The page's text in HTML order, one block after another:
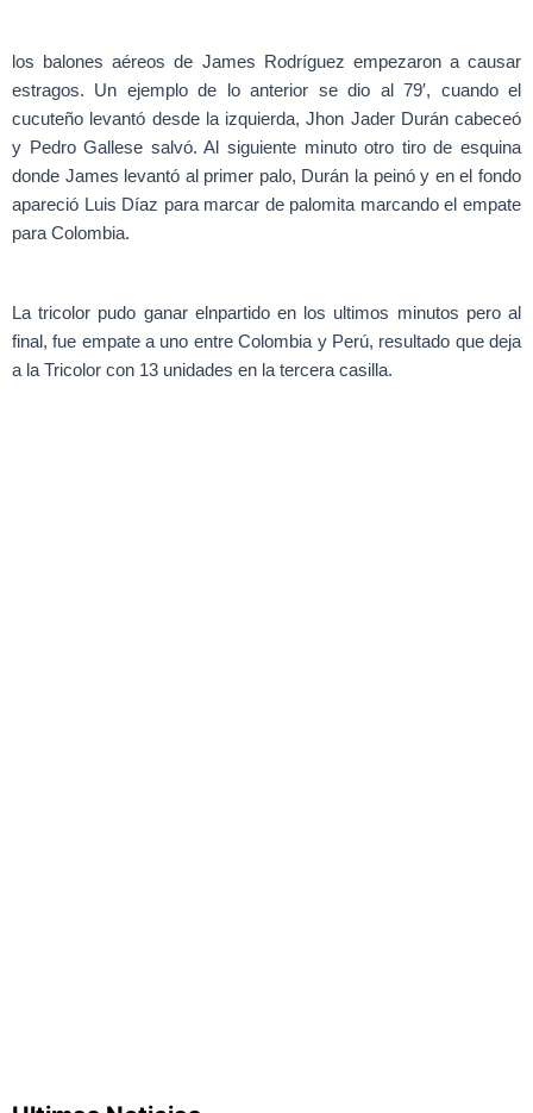
los balones aéreos de James Rodríguez empezaron a causar
estragos. Un ejemplo de lo anterior se dio al 79′, cuando el
cucuteño levantó desde la izquierda, Jhon Jader Durán cabeceó
y Pedro Gallese salvó. Al siguiente minuto otro tiro de esquina
donde James levantó al primer palo, Durán la peinó y en el fondo
apareció Luis Díaz para marcar de palomita marcando el empate
para Colombia.
La tricolor pudo ganar elnpartido en los ultimos minutos pero al
final, fue empate a uno entre Colombia y Perú, resultado que deja
a la Tricolor con 13 unidades en la tercera casilla.